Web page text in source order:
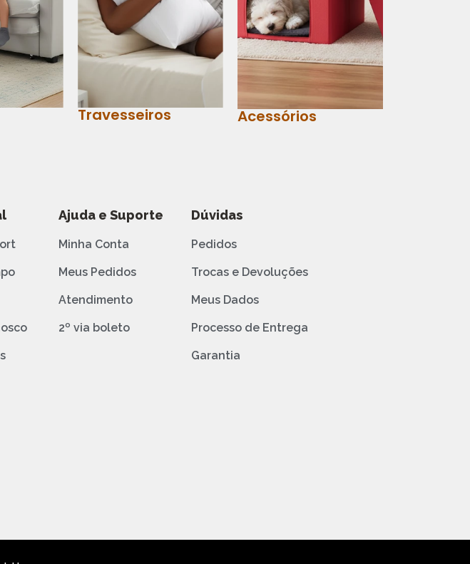
Travesseiros Acessórios
Ajuda e Suporte
Minha Conta
Meus Pedidos
Atendimento
2º via boleto
Dúvidas
Pedidos
Trocas e Devoluções
Meus Dados
Processo de Entrega
Garantia